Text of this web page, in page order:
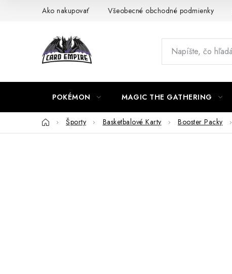
Ako nakupovať Všeobecné obchodné podmienky
POKÉMON MAGIC THE GATHERING
DomovŠporty Basketbalové Karty Booster Packy